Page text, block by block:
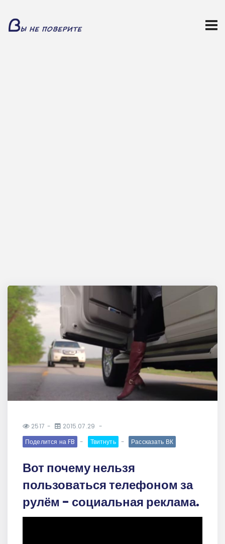
2517
2015.07.29
Поделится на FB
Твитнуть Рассказать ВК
Вот почему нельзя
пользоваться телефоном за
рулём - социальная реклама.